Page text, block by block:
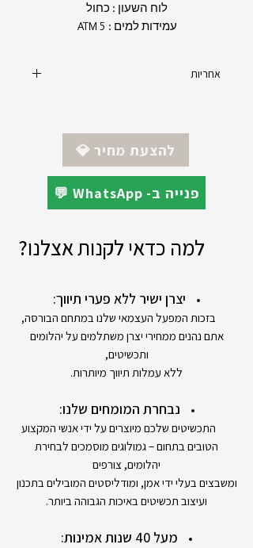
לוח השעון : כחול
עמידות למים : 5 ATM
אחריות
💎 להצעת מחיר
💬 WhatsApp -פנייה ב
למה כדאי לקנות אצלנו?
יצרן ישיר ללא פערי תיווך:
בזכות המפעל העצמאי שלנו במתחם הבורסה,
אתם נהנים ממחירי יצרן משתלמים על יהלומים
ותכשיטים,
ללא עמלות תיווך מיותרות.
נבחרת המומחים שלנו:
התכשיטים שלכם מיוצרים על ידי אנשי המקצוע
הטובים בתחום – גמולוגים מוסמכים לבחירת
יהלומים, צורפים
ומשבצים בעלי ידי אמן, ומודליסטים המובילים בתכנון
ועיצוב תכשיטים באיכות הגבוהה ביותר.
מעל 40 שנות אמינות: